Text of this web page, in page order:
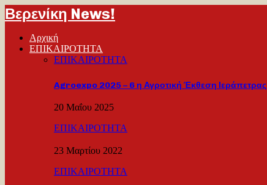
Βερενίκη News!
Αρχική
ΕΠΙΚΑΙΡΟΤΗΤΑ
ΕΠΙΚΑΙΡΟΤΗΤΑ
Agroexpo 2025 – 6 η Αγροτική Έκθεση Ιεράπετρας
20 Μαΐου 2025
ΕΠΙΚΑΙΡΟΤΗΤΑ
23 Μαρτίου 2022
ΕΠΙΚΑΙΡΟΤΗΤΑ